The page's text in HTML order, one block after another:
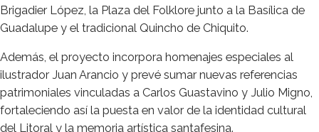
Brigadier López, la Plaza del Folklore junto a la Basílica de
Guadalupe y el tradicional Quincho de Chiquito.
Además, el proyecto incorpora homenajes especiales al
ilustrador Juan Arancio y prevé sumar nuevas referencias
patrimoniales vinculadas a Carlos Guastavino y Julio Migno,
fortaleciendo así la puesta en valor de la identidad cultural
del Litoral y la memoria artística santafesina.